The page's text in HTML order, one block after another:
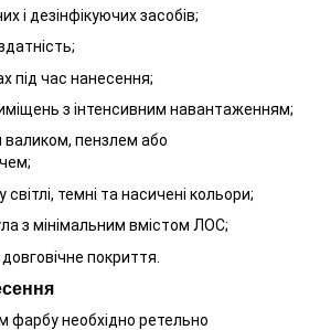
і дезінфікуючих засобів;
під час нанесення;
з інтенсивним навантаженням;
валиком, пензлем або
темні та насичені кольори;
з мінімальним вмістом ЛОС;
покриття.
фарбу необхідно ретельно